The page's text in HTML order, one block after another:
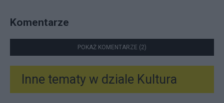
Komentarze
POKAŻ KOMENTARZE (2)
Inne tematy w dziale Kultura